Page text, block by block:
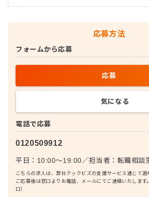
応募方法
電話で応募
0120509912
平日：10:00〜19:00／担当者： 転職相談
こちらの求人は、弊社クックビズの支援サービス通じて選
ご応募後は窓口よりお電話、メールにてご連絡いたしま
口）
フォームから応募
応募
気になる